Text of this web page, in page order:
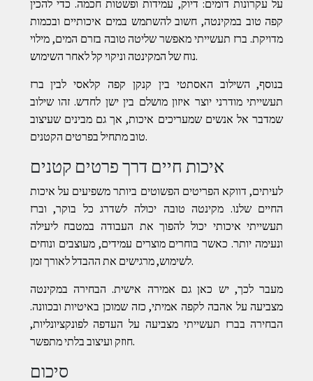
על עקרונות דומים: דיוק, עמידות ופשטות חכמה. כדי להכין
קפה טוב במקינטה, חשוב להשתמש במים איכותיים ובכמות
מדויקת. ברז תעשייתי מאפשר שליטה טובה בזרם המים, מילוי
נוח של המקינטה וניקוי קל לאחר השימוש.
בנוסף, השילוב האסתטי בין קנקן קפה קלאסי לבין ברז
תעשייתי מודרני יוצר איזון מושלם בין ישן לחדש. זהו שילוב
שמדבר אל אנשים שמעריכים איכות, אך גם מבינים שעיצוב
טוב מתחיל בפרטים הקטנים.
איכות חיים דרך פרטים קטנים
לעיתים, דווקא הפריטים הפשוטים ביותר משפיעים על איכות
החיים שלנו. מקינטה טובה יכולה לשדרג כל בוקר, וברז
תעשייתי איכותי יכול להפוך את העבודה במטבח ליעילה
ונעימה יותר. כאשר בוחרים מוצרים עמידים, מעוצבים ונוחים
לשימוש, מרגישים את ההבדל לאורך זמן.
מעבר לכך, יש כאן גם אמירה אישית. הבחירה במקינטה
מצביעה על אהבה לקפה אמיתי, כזה שמוכן באיטיות ובכוונה.
הבחירה בברז תעשייתי מצביעה על העדפה לפונקציונליות,
חוזק ועיצוב בלתי מתפשר.
סיכום